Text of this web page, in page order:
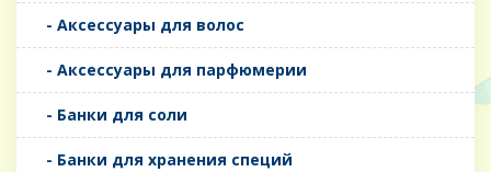
- Аксессуары для волос
- Аксессуары для парфюмерии
- Банки для соли
- Банки для хранения специй